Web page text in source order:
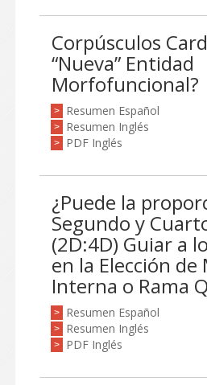
Corpúsculos
“Nueva” Entidad
Morfofuncional?
> Resumen Español
> Resumen Inglés
> PDF Inglés
¿Puede la
Segundo y
(2D:4D) Guiar a
en la Elección de
Interna o Rama
> Resumen Español
> Resumen Inglés
> PDF Inglés